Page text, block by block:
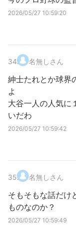
2026/05/27 10:59:20
34. 名無しさん
紳士たれとか球界
よ
大谷一人の人気に
いだわ
2026/05/27 10:59:42
35. 名無しさん
そもそもな話だけ
ものなのか？
2026/05/27 10:59:49